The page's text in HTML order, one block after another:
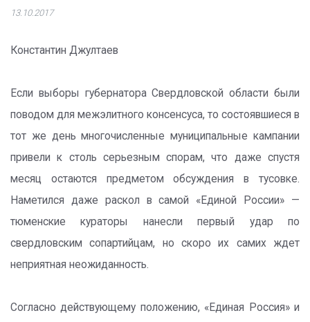
13.10.2017
Константин Джултаев
Если выборы губернатора Свердловской области были
поводом для межэлитного консенсуса, то состоявшиеся в
тот же день многочисленные муниципальные кампании
привели к столь серьезным спорам, что даже спустя
месяц остаются предметом обсуждения в тусовке.
Наметился даже раскол в самой «Единой России» —
тюменские кураторы нанесли первый удар по
свердловским сопартийцам, но скоро их самих ждет
неприятная неожиданность.
Согласно действующему положению, «Единая Россия» и